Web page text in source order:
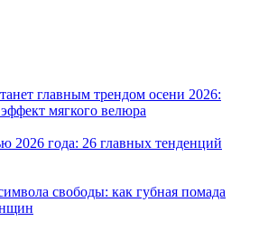
главным трендом осени 2026:
мягкого велюра
2026 года: 26 главных тенденций
свободы: как губная помада